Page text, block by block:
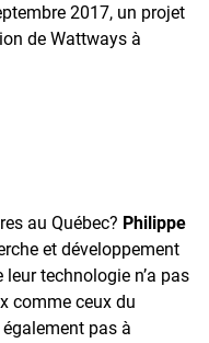
2017, un projet
de Wattways à
au Québec? Philippe
et développement
leur technologie n’a pas
comme ceux du
pas à